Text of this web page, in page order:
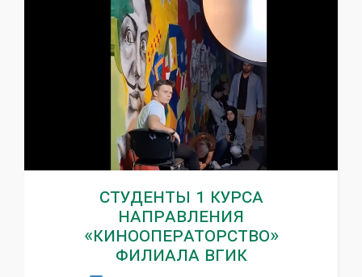
Студенты 1 курса
направления
«Кинооператорство»
филиала ВГИК